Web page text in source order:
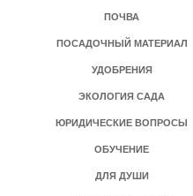
ПОЧВА
ПОСАДОЧНЫЙ МАТЕРИАЛ
УДОБРЕНИЯ
ЭКОЛОГИЯ САДА
ЮРИДИЧЕСКИЕ ВОПРОСЫ
ОБУЧЕНИЕ
ДЛЯ ДУШИ